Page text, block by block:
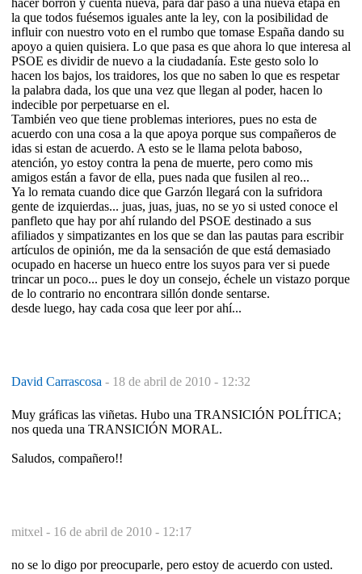
la que todos fuésemos iguales ante la ley, con la posibilidad de
influir con nuestro voto en el rumbo que tomase España dando su
apoyo a quien quisiera. Lo que pasa es que ahora lo que interesa al
PSOE es dividir de nuevo a la ciudadanía. Este gesto solo lo
hacen los bajos, los traidores, los que no saben lo que es respetar
la palabra dada, los que una vez que llegan al poder, hacen lo
indecible por perpetuarse en el.
También veo que tiene problemas interiores, pues no esta de
acuerdo con una cosa a la que apoya porque sus compañeros de
idas si estan de acuerdo. A esto se le llama pelota baboso,
atención, yo estoy contra la pena de muerte, pero como mis
amigos están a favor de ella, pues nada que fusilen al reo...
Ya lo remata cuando dice que Garzón llegará con la sufridora
gente de izquierdas... juas, juas, juas, no se yo si usted conoce el
panfleto que hay por ahí rulando del PSOE destinado a sus
afiliados y simpatizantes en los que se dan las pautas para escribir
artículos de opinión, me da la sensación de que está demasiado
ocupado en hacerse un hueco entre los suyos para ver si puede
trincar un poco... pues le doy un consejo, échele un vistazo porque
de lo contrario no encontrara sillón donde sentarse.
desde luego, hay cada cosa que leer por ahí...
David Carrascosa - 18 de abril de 2010 - 12:32
Muy gráficas las viñetas. Hubo una TRANSICIÓN POLÍTICA;
nos queda una TRANSICIÓN MORAL.
Saludos, compañero!!
mitxel - 16 de abril de 2010 - 12:17
no se lo digo por preocuparle, pero estoy de acuerdo con usted.